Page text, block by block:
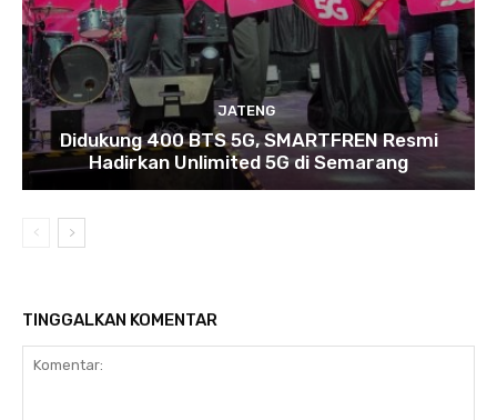
JATENG
Didukung 400 BTS 5G, SMARTFREN Resmi
Hadirkan Unlimited 5G di Semarang
TINGGALKAN KOMENTAR